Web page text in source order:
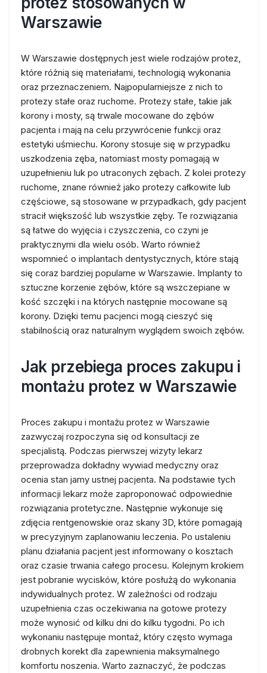
Warszawie
W Warszawie dostępnych jest wiele rodzajów protez,
które różnią się materiałami, technologią wykonania
oraz przeznaczeniem. Najpopularniejsze z nich to
protezy stałe oraz ruchome. Protezy stałe, takie jak
korony i mosty, są trwale mocowane do zębów
pacjenta i mają na celu przywrócenie funkcji oraz
estetyki uśmiechu. Korony stosuje się w przypadku
uszkodzenia zęba, natomiast mosty pomagają w
uzupełnieniu luk po utraconych zębach. Z kolei protezy
ruchome, znane również jako protezy całkowite lub
częściowe, są stosowane w przypadkach, gdy pacjent
stracił większość lub wszystkie zęby. Te rozwiązania
są łatwe do wyjęcia i czyszczenia, co czyni je
praktycznymi dla wielu osób. Warto również
wspomnieć o implantach dentystycznych, które stają
się coraz bardziej popularne w Warszawie. Implanty to
sztuczne korzenie zębów, które są wszczepiane w
kość szczęki i na których następnie mocowane są
korony. Dzięki temu pacjenci mogą cieszyć się
stabilnością oraz naturalnym wyglądem swoich zębów.
Jak przebiega proces zakupu i
montażu protez w Warszawie
Proces zakupu i montażu protez w Warszawie
zazwyczaj rozpoczyna się od konsultacji ze
specjalistą. Podczas pierwszej wizyty lekarz
przeprowadza dokładny wywiad medyczny oraz
ocenia stan jamy ustnej pacjenta. Na podstawie tych
informacji lekarz może zaproponować odpowiednie
rozwiązania protetyczne. Następnie wykonuje się
zdjęcia rentgenowskie oraz skany 3D, które pomagają
w precyzyjnym zaplanowaniu leczenia. Po ustaleniu
planu działania pacjent jest informowany o kosztach
oraz czasie trwania całego procesu. Kolejnym krokiem
jest pobranie wycisków, które posłużą do wykonania
indywidualnych protez. W zależności od rodzaju
uzupełnienia czas oczekiwania na gotowe protezy
może wynosić od kilku dni do kilku tygodni. Po ich
wykonaniu następuje montaż, który często wymaga
drobnych korekt dla zapewnienia maksymalnego
komfortu noszenia. Warto zaznaczyć, że podczas